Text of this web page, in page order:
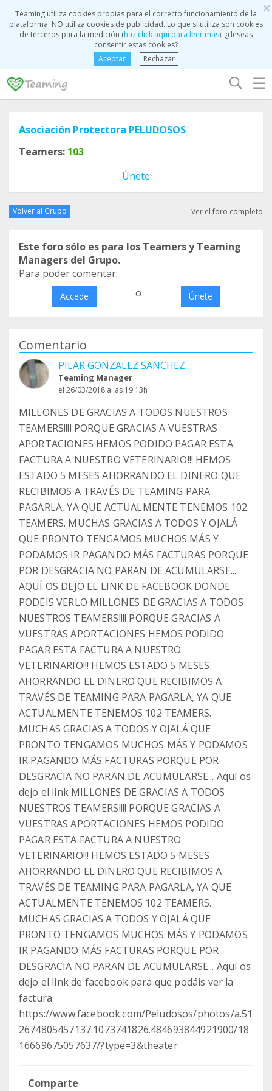
×
Teaming utiliza cookies propias para el correcto funcionamiento de la
plataforma. NO utiliza cookies de publicidad. Lo que sí utiliza son cookies
de terceros para la medición (haz click aquí para leer más), ¿deseas
consentir estas cookies?
Aceptar
Rechazar
☰
Asociación Protectora PELUDOSOS
Teamers: 103
Únete
Volver al Grupo Ver el foro completo
Este foro sólo es para los Teamers y Teaming
Managers del Grupo.
Para poder comentar:
Accede o Únete
Comentario
PILAR GONZALEZ SANCHEZ
Teaming Manager
el 26/03/2018 a las 19:13h
MILLONES DE GRACIAS A TODOS NUESTROS
TEAMERS!!!! PORQUE GRACIAS A VUESTRAS
APORTACIONES HEMOS PODIDO PAGAR ESTA
FACTURA A NUESTRO VETERINARIO!!! HEMOS
ESTADO 5 MESES AHORRANDO EL DINERO QUE
RECIBIMOS A TRAVÉS DE TEAMING PARA
PAGARLA, YA QUE ACTUALMENTE TENEMOS 102
TEAMERS. MUCHAS GRACIAS A TODOS Y OJALÁ
QUE PRONTO TENGAMOS MUCHOS MÁS Y
PODAMOS IR PAGANDO MÁS FACTURAS PORQUE
POR DESGRACIA NO PARAN DE ACUMULARSE...
AQUÍ OS DEJO EL LINK DE FACEBOOK DONDE
PODEIS VERLO MILLONES DE GRACIAS A TODOS
NUESTROS TEAMERS!!!! PORQUE GRACIAS A
VUESTRAS APORTACIONES HEMOS PODIDO
PAGAR ESTA FACTURA A NUESTRO
VETERINARIO!!! HEMOS ESTADO 5 MESES
AHORRANDO EL DINERO QUE RECIBIMOS A
TRAVÉS DE TEAMING PARA PAGARLA, YA QUE
ACTUALMENTE TENEMOS 102 TEAMERS.
MUCHAS GRACIAS A TODOS Y OJALÁ QUE
PRONTO TENGAMOS MUCHOS MÁS Y PODAMOS
IR PAGANDO MÁS FACTURAS PORQUE POR
DESGRACIA NO PARAN DE ACUMULARSE... Aquí os
dejo el link MILLONES DE GRACIAS A TODOS
NUESTROS TEAMERS!!!! PORQUE GRACIAS A
VUESTRAS APORTACIONES HEMOS PODIDO
PAGAR ESTA FACTURA A NUESTRO
VETERINARIO!!! HEMOS ESTADO 5 MESES
AHORRANDO EL DINERO QUE RECIBIMOS A
TRAVÉS DE TEAMING PARA PAGARLA, YA QUE
ACTUALMENTE TENEMOS 102 TEAMERS.
MUCHAS GRACIAS A TODOS Y OJALÁ QUE
PRONTO TENGAMOS MUCHOS MÁS Y PODAMOS
IR PAGANDO MÁS FACTURAS PORQUE POR
DESGRACIA NO PARAN DE ACUMULARSE... Aquí os
dejo el link de facebook para que podáis ver la
factura
https://www.facebook.com/Peludosos/photos/a.51
2674805457137.1073741826.484693844921900/18
16669675057637/?type=3&theater
Comparte